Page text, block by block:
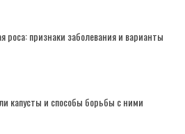
роса: признаки заболевания и варианты
капусты и способы борьбы с ними